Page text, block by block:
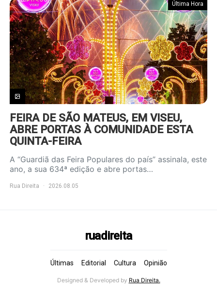
Última Hora
FEIRA DE SÃO MATEUS, EM VISEU,
ABRE PORTAS À COMUNIDADE ESTA
QUINTA-FEIRA
A “Guardiã das Feira Populares do país” assinala, este
ano, a sua 634ª edição e abre portas…
Rua Direita 2026.08.05
ruadireita
Últimas Editorial Cultura Opinião
Designed & Developed by Rua Direita.